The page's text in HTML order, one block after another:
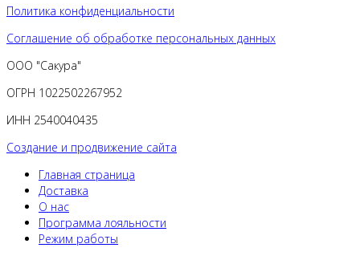
Политика конфиденциальности
Соглашение об обработке персональных данных
ООО "Сакура"
ОГРН 1022502267952
ИНН 2540040435
Создание и продвижение сайта
Главная страница
Доставка
О нас
Программа лояльности
Режим работы